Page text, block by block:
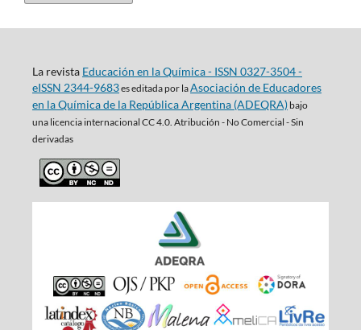
La revista Educación en la Química - ISSN 0327-3504 -
eISSN 2344-9683es editada por laAsociación de Educadores
en la Química de la República Argentina (ADEQRA)bajo
una licencia internacional CC 4.0. Atribución - No Comercial - Sin
derivadas